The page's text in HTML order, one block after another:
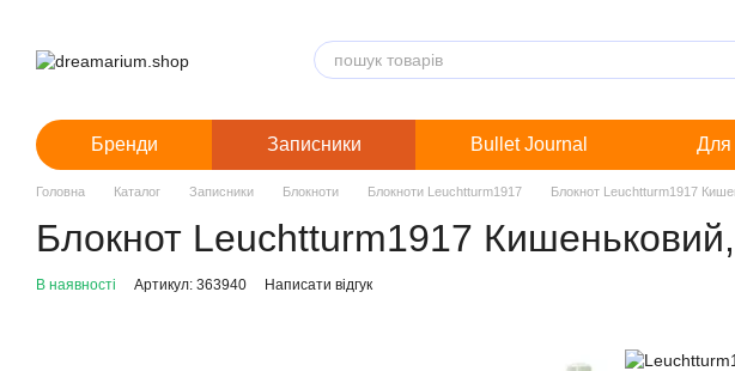
Бренди Записники Bullet Journal Для
Головна Каталог Записники Блокноти Блокноти Leuchtturm1917 Блокнот Leuchtturm1917
Блокнот Leuchtturm1917 Кишеньковий,
В наявності Артикул: 363940 Написати відгук